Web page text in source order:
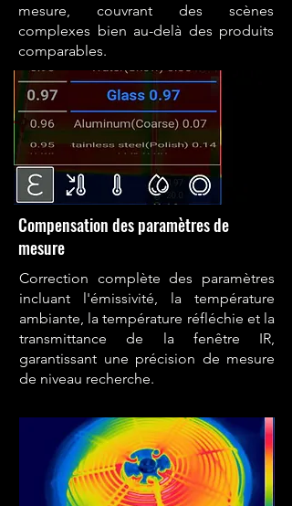
mesure, couvrant des scènes
complexes bien au-delà des produits
comparables.
Compensation des paramètres de
mesure
Correction complète des paramètres
incluant l'émissivité, la température
ambiante, la température réfléchie et la
transmittance de la fenêtre IR,
garantissant une précision de mesure
de niveau recherche.